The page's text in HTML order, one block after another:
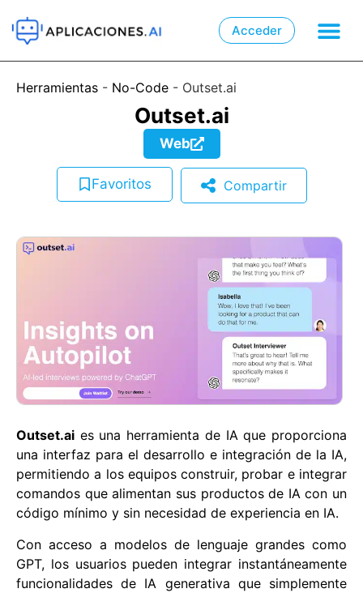
Acceder
Herramientas - No-Code - Outset.ai
Outset.ai
Web
Favoritos Compartir
Outset.ai es una herramienta de IA que proporciona
una interfaz para el desarrollo e integración de la IA,
permitiendo a los equipos construir, probar e integrar
comandos que alimentan sus productos de IA con un
código mínimo y sin necesidad de experiencia en IA.
Con acceso a modelos de lenguaje grandes como
GPT, los usuarios pueden integrar instantáneamente
funcionalidades de IA generativa que simplemente